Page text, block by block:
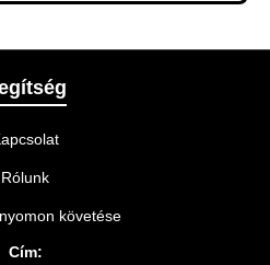
módot.
Rólunk
követése
Cím: